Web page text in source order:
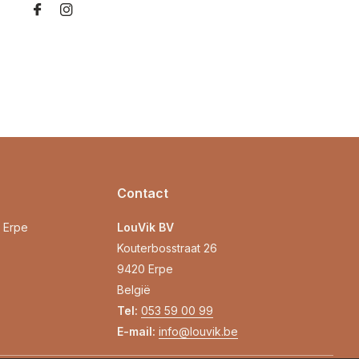
Contact
LouVik BV
Kouterbosstraat 26
9420 Erpe
België
Tel: 053 59 00 99
E-mail: info@louvik.be